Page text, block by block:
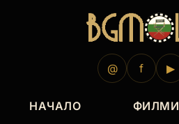
@ f ▶
НАЧАЛО ФИЛМИ